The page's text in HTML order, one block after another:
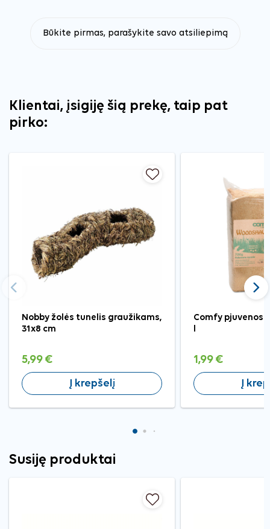
Būkite pirmas, parašykite savo atsiliepimą
Klientai, įsigiję šią prekę, taip pat
pirko:
Nobby žolės tunelis graužikams,
31x8 cm
5,99 €
Į krepšelį
Comfy pjuvenos
1,99 €
Į
Ankstesnis
Susiję produktai